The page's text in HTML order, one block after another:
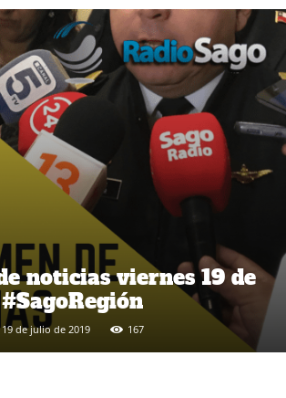
noticias viernes 19 de
19 de julio de 2019 167